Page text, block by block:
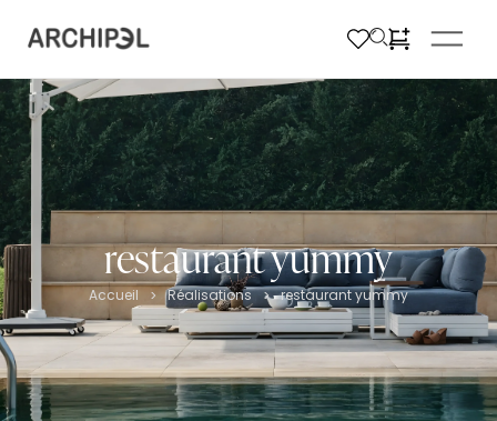
restaurant yummy
Accueil > Réalisations > restaurant yummy